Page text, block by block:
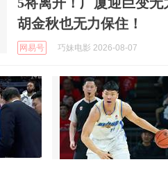
胡金秋也无力保住！
网易号 巧妹电影 2026-08-07